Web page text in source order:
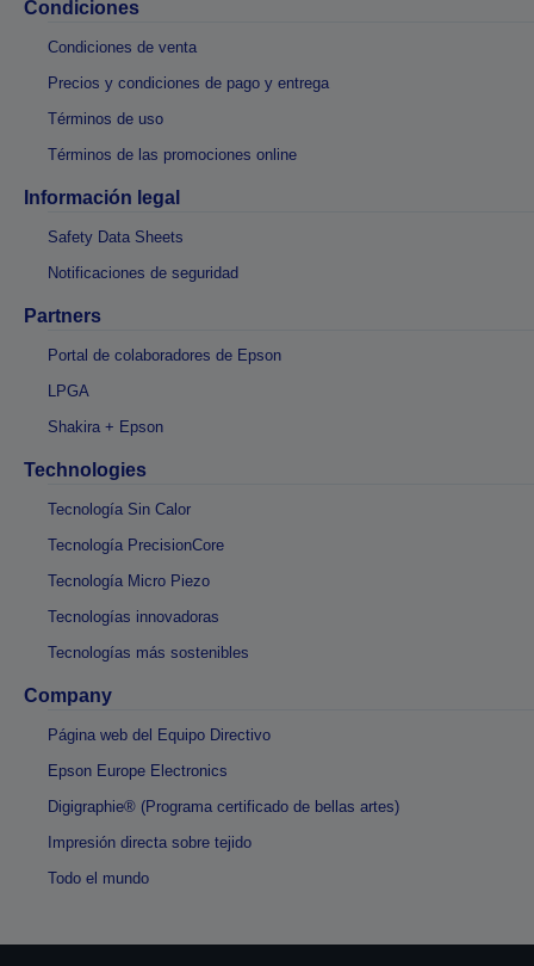
Condiciones
Condiciones de venta
Precios y condiciones de pago y entrega
Términos de uso
Términos de las promociones online
Información legal
Safety Data Sheets
Notificaciones de seguridad
Partners
Portal de colaboradores de Epson
LPGA
Shakira + Epson
Technologies
Tecnología Sin Calor
Tecnología PrecisionCore
Tecnología Micro Piezo
Tecnologías innovadoras
Tecnologías más sostenibles
Company
Página web del Equipo Directivo
Epson Europe Electronics
Digigraphie® (Programa certificado de bellas artes)
Impresión directa sobre tejido
Todo el mundo